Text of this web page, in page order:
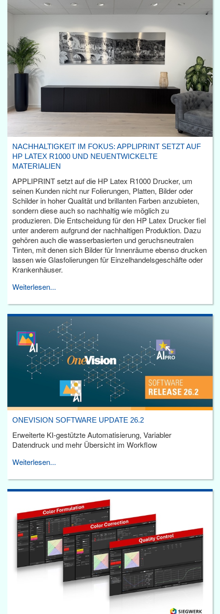
NACHHALTIGKEIT IM FOKUS: APPLIPRINT SETZT AUF
HP LATEX R1000 UND NEUENTWICKELTE
MATERIALIEN
APPLIPRINT setzt auf die HP Latex R1000 Drucker, um
seinen Kunden nicht nur Folierungen, Platten, Bilder oder
Schilder in hoher Qualität und brillanten Farben anzubieten,
sondern diese auch so nachhaltig wie möglich zu
produzieren. Die Entscheidung für den HP Latex Drucker fiel
unter anderem aufgrund der nachhaltigen Produktion. Dazu
gehören auch die wasserbasierten und geruchsneutralen
Tinten, mit denen sich Bilder für Innenräume ebenso drucken
lassen wie Glasfolierungen für Einzelhandelsgeschäfte oder
Krankenhäuser.
Weiterlesen...
ONEVISION SOFTWARE UPDATE 26.2
Erweiterte KI-gestützte Automatisierung, Variabler
Datendruck und mehr Übersicht im Workflow
Weiterlesen...